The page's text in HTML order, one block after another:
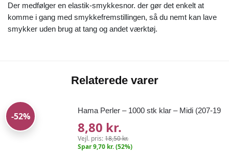
Der medfølger en elastik-smykkesnor. der gør det enkelt at
komme i gang med smykkefremstillingen, så du nemt kan lave
smykker uden brug at tang og andet værktøj.
Relaterede varer
-52%
Hama Perler – 1000 stk klar – Midi (207-19
8,80 kr.
Vejl. pris:18,50 kr.
Spar 9,70 kr. (52%)